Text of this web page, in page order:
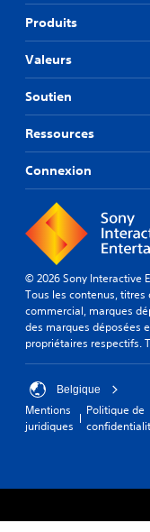
Produits
Valeurs
Soutien
Ressources
Connexion
© 2026 Sony Interactive
Tous les contenus,
commercial, marques
des marques déposées
propriétaires respectifs.
Belgique
Mentions
juridiques
Politique de